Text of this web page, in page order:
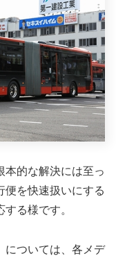
本的な解決には至っ
便を快速扱いにする
る様です。
については、各メデ